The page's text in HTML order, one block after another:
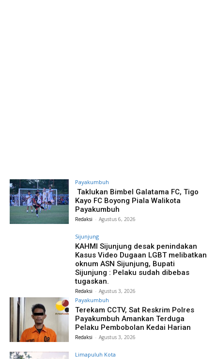
Payakumbuh
Taklukan Bimbel Galatama FC, Tigo
Kayo FC Boyong Piala Walikota
Payakumbuh
Redaksi - Agustus 6, 2026
Sijunjung
KAHMI Sijunjung desak penindakan
Kasus Video Dugaan LGBT melibatkan
oknum ASN Sijunjung, Bupati
Sijunjung : Pelaku sudah dibebas
tugaskan.
Redaksi - Agustus 3, 2026
Payakumbuh
Terekam CCTV, Sat Reskrim Polres
Payakumbuh Amankan Terduga
Pelaku Pembobolan Kedai Harian
Redaksi - Agustus 3, 2026
Limapuluh Kota